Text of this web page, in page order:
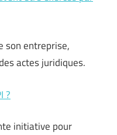
son entreprise,
actes juridiques.
?
initiative pour